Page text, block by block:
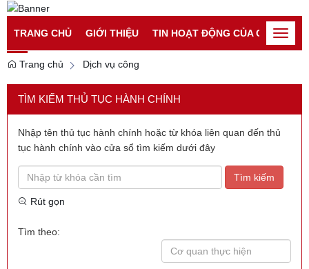
Đăng nhập
Đăng ký
TRANG CHỦ
GIỚI THIỆU TIN HOẠT ĐỘNG CỦA CATPToggle
Trang chủ
Dịch vụ công
TÌM KIẾM THỦ TỤC HÀNH CHÍNH
Nhập tên thủ tục hành chính hoặc từ khóa liên quan đến thủ
tục hành chính vào cửa sổ tìm kiếm dưới đây
Tìm kiếm
Rút gọn
Tìm theo: